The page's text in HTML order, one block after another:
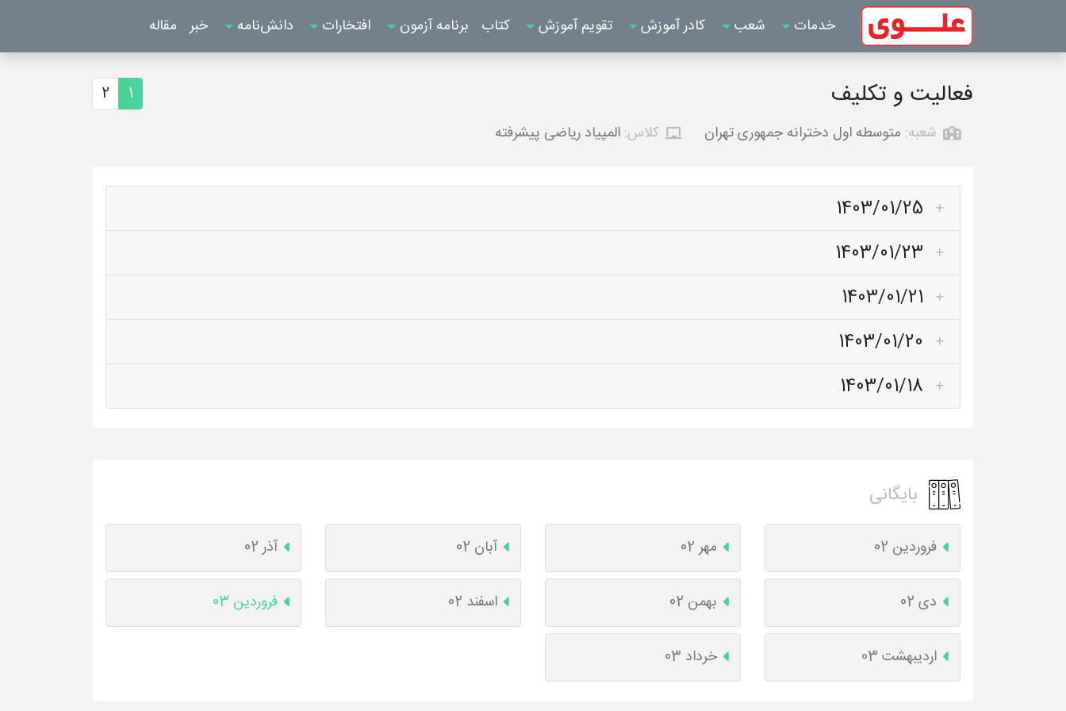
خدمات شعب کادر آموزش تقویم آموزش کتاب برنامه آزمون افتخارات دانش‌نامه خبر مقاله
فعالیت و تکلیف 1
2
شعبه: متوسطه اول دخترانه جمهوری تهران کلاس: المپیاد ریاضی پیشرفته
1403/01/25
1403/01/23
1403/01/21
1403/01/20
1403/01/18
بایگانی
فروردین 02 مهر 02 آبان 02 آذر 02
دی 02 بهمن 02 اسفند 02 فروردین 03
اردیبهشت 03 خرداد 03